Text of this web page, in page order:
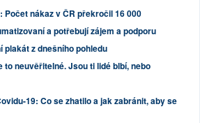
Počet nákaz v ČR překročil 16 000
a potřebují zájem a podporu
plakát z dnešního pohledu
to neuvěřitelné. Jsou ti lidé blbí, nebo
19: Co se zhatilo a jak zabránit, aby se